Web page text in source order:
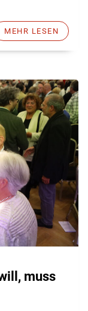
MEHR LESEN
muss